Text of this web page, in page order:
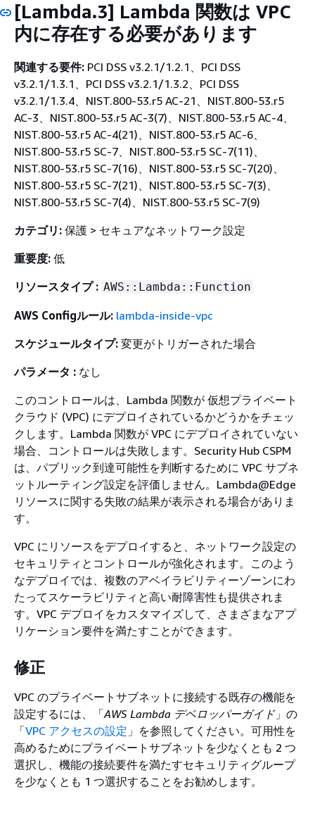
[Lambda.3] Lambda 関数は VPC
内に存在する必要があります
関連する要件: PCI DSS v3.2.1/1.2.1、PCI DSS
v3.2.1/1.3.1、PCI DSS v3.2.1/1.3.2、PCI DSS
v3.2.1/1.3.4、NIST.800-53.r5 AC-21、NIST.800-53.r5
AC-3、NIST.800-53.r5 AC-3(7)、NIST.800-53.r5 AC-4、
NIST.800-53.r5 AC-4(21)、NIST.800-53.r5 AC-6、
NIST.800-53.r5 SC-7、NIST.800-53.r5 SC-7(11)、
NIST.800-53.r5 SC-7(16)、NIST.800-53.r5 SC-7(20)、
NIST.800-53.r5 SC-7(21)、NIST.800-53.r5 SC-7(3)、
NIST.800-53.r5 SC-7(4)、NIST.800-53.r5 SC-7(9)
カテゴリ: 保護 > セキュアなネットワーク設定
重要度: 低
リソースタイプ : AWS::Lambda::Function
AWS Configルール: lambda-inside-vpc
スケジュールタイプ: 変更がトリガーされた場合
パラメータ : なし
このコントロールは、Lambda 関数が 仮想プライベート
クラウド (VPC) にデプロイされているかどうかをチェッ
クします。Lambda 関数が VPC にデプロイされていない
場合、コントロールは失敗します。Security Hub CSPM
は、パブリック到達可能性を判断するために VPC サブネ
ットルーティング設定を評価しません。Lambda@Edge
リソースに関する失敗の結果が表示される場合がありま
す。
VPC にリソースをデプロイすると、ネットワーク設定の
セキュリティとコントロールが強化されます。このよう
なデプロイでは、複数のアベイラビリティーゾーンにわ
たってスケーラビリティと高い耐障害性も提供されま
す。VPC デプロイをカスタマイズして、さまざまなアプ
リケーション要件を満たすことができます。
修正
VPC のプライベートサブネットに接続する既存の機能を
設定するには、「AWS Lambda デベロッパーガイド」の
「VPC アクセスの設定 」を参照してください。可用性を
高めるためにプライベートサブネットを少なくとも 2 つ
選択し、機能の接続要件を満たすセキュリティグループ
を少なくとも 1 つ選択することをお勧めします。